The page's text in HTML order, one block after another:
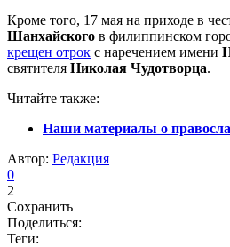
Кроме того, 17 мая на приходе в
Шанхайского в филиппинском
крещен отрок с наречением имени
святителя Николая Чудотворца.
Читайте также:
Наши материалы о
Автор: Редакция
0
2
Сохранить
Поделиться:
Теги: